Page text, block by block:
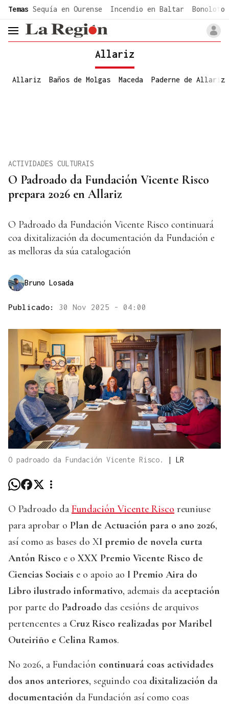
common.go-to-content
Temas Sequía en Ourense Incendio en Baltar Bonoloto
header.menu.open
Allariz
Allariz Baños de Molgas Maceda Paderne de Allariz
O Padroado da Fundación Vicente Risco
prepara 2026 en Allariz
ACTIVIDADES CULTURAIS
O Padroado da Fundación Vicente Risco continuará
coa dixitalización da documentación da Fundación e
as melloras da súa catalogación
Bruno Losada
Publicado: 30 Nov 2025 - 04:00
O padroado da Fundación Vicente Risco. | LR
O Padroado da Fundación Vicente Risco reuniuse
para aprobar o Plan de Actuación para o ano 2026,
así como as bases do XI premio de novela curta
Antón Risco e o XXX Premio Vicente Risco de
Ciencias Sociais e o apoio ao I Premio Aira do
Libro ilustrado informativo, ademais da aceptación
por parte do Padroado das cesións de arquivos
pertencentes a Cruz Risco realizadas por Maribel
Outeiriño e Celina Ramos.
No 2026, a Fundación continuará coas actividades
dos anos anteriores, seguindo coa dixitalización da
documentación da Fundación así como coas